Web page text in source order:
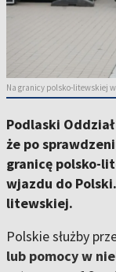
Na granicy polsko-litewskiej
Podlaski
że po
granicę polsko-
wjazdu do
litewskiej.
Polskie służby
lub pomocy w